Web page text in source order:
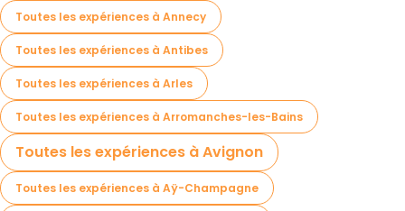
Toutes les expériences à Annecy
Toutes les expériences à Antibes
Toutes les expériences à Arles
Toutes les expériences à Arromanches-les-Bains
Toutes les expériences à Avignon
Toutes les expériences à Aÿ-Champagne